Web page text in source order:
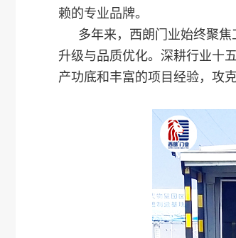
赖的专业品牌。
多年来，西朗门业始终聚
升级与品质优化。深耕行业十
产功底和丰富的项目经验，攻